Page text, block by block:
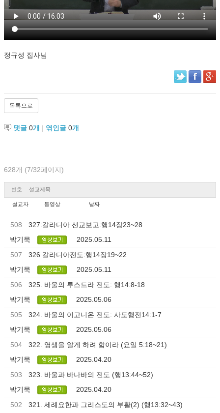
정규성 집사님
목록으로
댓글 0개 | 엮인글 0개
628개 (7/32페이지)
번호 설교제목
설교자 동영상 날짜
508
327:갈라디아 선교보고:행14장23~28
박기묵
2025.05.11
507
326 갈라디아전도:행14장19~22
박기묵
2025.05.11
506
325. 바울의 루스드라 전도: 행14:8-18
박기묵
2025.05.06
505
324. 바울의 이고니온 전도: 사도행전14:1-7
박기묵
2025.05.06
504
322. 영생을 알게 하려 함이라 (요일 5:18~21)
박기묵
2025.04.20
503
323. 바울과 바나바의 전도 (행13:44~52)
박기묵
2025.04.20
502
321. 세례요한과 그리스도의 부활(2) (행13:32~43)